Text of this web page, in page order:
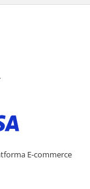
E-commerce